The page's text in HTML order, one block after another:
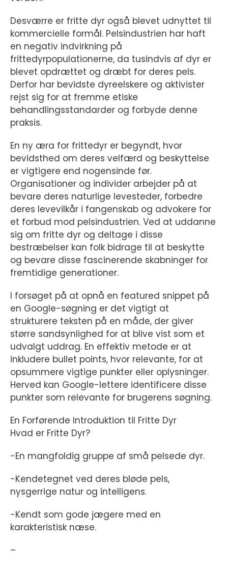
Desværre er fritte dyr også blevet udnyttet til
kommercielle formål. Pelsindustrien har haft
en negativ indvirkning på
frittedyrpopulationerne, da tusindvis af dyr er
blevet opdrættet og dræbt for deres pels.
Derfor har bevidste dyreelskere og aktivister
rejst sig for at fremme etiske
behandlingsstandarder og forbyde denne
praksis.
En ny æra for frittedyr er begyndt, hvor
bevidsthed om deres velfærd og beskyttelse
er vigtigere end nogensinde før.
Organisationer og individer arbejder på at
bevare deres naturlige levesteder, forbedre
deres levevilkår i fangenskab og advokere for
et forbud mod pelsindustrien. Ved at uddanne
sig om fritte dyr og deltage i disse
bestræbelser kan folk bidrage til at beskytte
og bevare disse fascinerende skabninger for
fremtidige generationer.
I forsøget på at opnå en featured snippet på
en Google-søgning er det vigtigt at
strukturere teksten på en måde, der giver
større sandsynlighed for at blive vist som et
udvalgt uddrag. En effektiv metode er at
inkludere bullet points, hvor relevante, for at
opsummere vigtige punkter eller oplysninger.
Herved kan Google-lettere identificere disse
punkter som relevante for brugerens søgning.
En Forførende Introduktion til Fritte Dyr
Hvad er Fritte Dyr?
-En mangfoldig gruppe af små pelsede dyr.
-Kendetegnet ved deres bløde pels,
nysgerrige natur og intelligens.
-Kendt som gode jægere med en
karakteristisk næse.
–